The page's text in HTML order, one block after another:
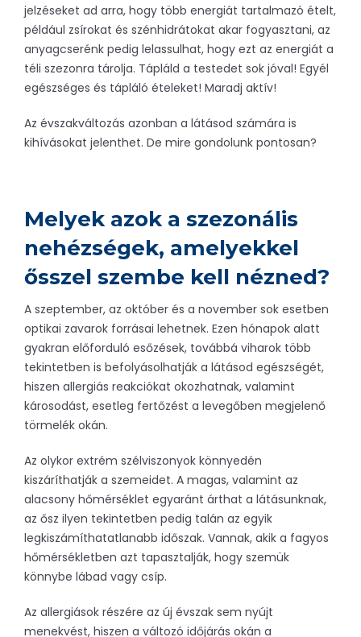
jelzéseket ad arra, hogy több energiát tartalmazó ételt,
például zsírokat és szénhidrátokat akar fogyasztani, az
anyagcserénk pedig lelassulhat, hogy ezt az energiát a
téli szezonra tárolja. Tápláld a testedet sok jóval! Egyél
egészséges és tápláló ételeket! Maradj aktív!
Az évszakváltozás azonban a látásod számára is
kihívásokat jelenthet. De mire gondolunk pontosan?
Melyek azok a szezonális
nehézségek, amelyekkel
ősszel szembe kell nézned?
A szeptember, az október és a november sok esetben
optikai zavarok forrásai lehetnek. Ezen hónapok alatt
gyakran előforduló esőzések, továbbá viharok több
tekintetben is befolyásolhatják a látásod egészségét,
hiszen allergiás reakciókat okozhatnak, valamint
károsodást, esetleg fertőzést a levegőben megjelenő
törmelék okán.
Az olykor extrém szélviszonyok könnyedén
kiszáríthatják a szemeidet. A magas, valamint az
alacsony hőmérséklet egyaránt árthat a látásunknak,
az ősz ilyen tekintetben pedig talán az egyik
legkiszámíthatatlanabb időszak. Vannak, akik a fagyos
hőmérsékletben azt tapasztalják, hogy szemük
könnybe lábad vagy csíp.
Az allergiások részére az új évszak sem nyújt
menekvést, hiszen a változó időjárás okán a